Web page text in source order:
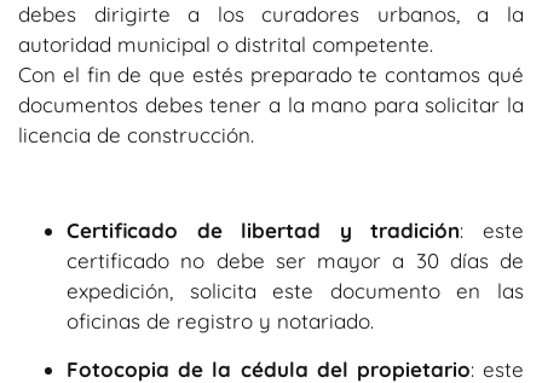
debes dirigirte a los curadores urbanos, a la
autoridad municipal o distrital competente.
Con el fin de que estés preparado te contamos qué
documentos debes tener a la mano para solicitar la
licencia de construcción.
Certificado de libertad y tradición: este
certificado no debe ser mayor a 30 días de
expedición, solicita este documento en las
oficinas de registro y notariado.
Fotocopia de la cédula del propietario: este